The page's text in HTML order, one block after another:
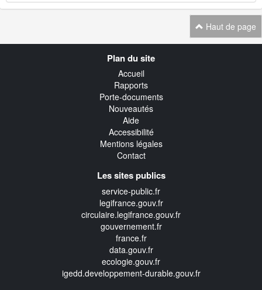
Haut de page
Plan du site
Accueil
Rapports
Porte-documents
Nouveautés
Aide
Accessibilité
Mentions légales
Contact
Les sites publics
service-public.fr
legifrance.gouv.fr
circulaire.legifrance.gouv.fr
gouvernement.fr
france.fr
data.gouv.fr
ecologie.gouv.fr
igedd.developpement-durable.gouv.fr